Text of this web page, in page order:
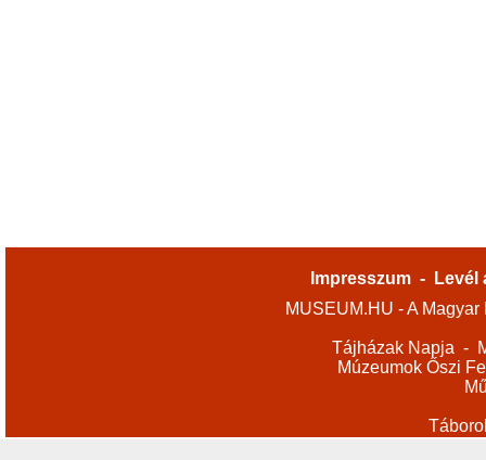
Impresszum -
Levél
MUSEUM.HU - A
Tájházak Napja -
Múzeumok Őszi